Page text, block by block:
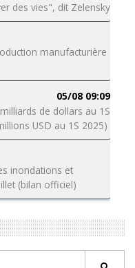
des vies", dit Zelensky
manufacturière
05/08 09:09
de dollars au 1S
USD au 1S 2025)
inondations et
(bilan officiel)